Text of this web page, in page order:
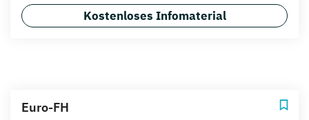
Kostenloses Infomaterial
Euro-FH